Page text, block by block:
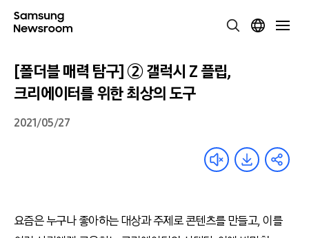
[폴더블 매력 탐구] ② 갤럭시 Z 플립,
크리에이터를 위한 최상의 도구
2021/05/27
요즘은 누구나 좋아하는 대상과 주제로 콘텐츠를 만들고, 이를